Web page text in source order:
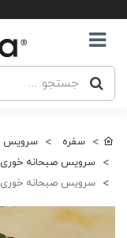
سفره
سرویس
سرویس صبحانه خوری
سرویس صبحانه خوری 24 پارچه 6 نفره کاراجا New Alyvia